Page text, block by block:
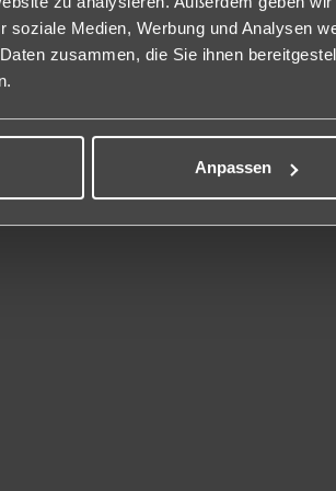
soziale Medien, Werbung und Analysen
zusammen, die Sie ihnen
Anpassen
auf dem Zimmer.
besteht Zugang zur Palace Club
(6:30–11 Uhr), nachmittags Kaffee-/
23 Uhr), Büchersammlung (Mini-Bibliothek),
Ausgestattet wie die
Frühstücksbuffet.